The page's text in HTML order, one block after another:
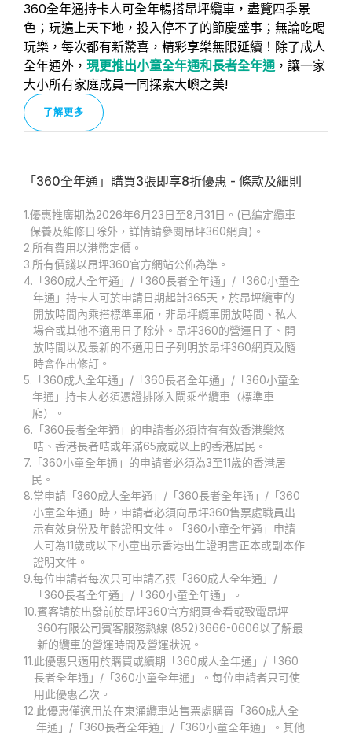
360全年通持卡人可全年暢搭昂坪纜車，盡覽四季景
色；玩遍上天下地，投入停不了的節慶盛事；無論吃喝
玩樂，每次都有新驚喜，精彩享樂無限延續！除了成人
全年通外， 現更推出小童全年通和長者全年通 ，讓一家
大小所有家庭成員一同探索大嶼之美!
了解更多
「360全年通」購買3張即享8折優惠 - 條款及細則
1.優惠推廣期為2026年6月23日至8月31日。(已編定纜車
保養及維修日除外，詳情請參閱昂坪360網頁)。
2.所有費用以港幣定價。
3.所有價錢以昂坪360官方網站公佈為準。
4. 「360成人全年通」/「360長者全年通」/「360小童全
年通」持卡人可於申請日期起計365天，於昂坪纜車的
開放時間內乘搭標準車廂，非昂坪纜車開放時間、私人
場合或其他不適用日子除外。昂坪360的營運日子、開
放時間以及最新的不適用日子列明於昂坪360網頁及隨
時會作出修訂。
5. 「360成人全年通」/「360長者全年通」/「360小童全
年通」持卡人必須憑證排隊入閘乘坐纜車（標準車
廂）。
6. 「360長者全年通」的申請者必須持有有效香港樂悠
咭、香港長者咭或年滿65歲或以上的香港居民。
7. 「360小童全年通」的申請者必須為3至11歲的香港居
民。
8.當申請「360成人全年通」/「360長者全年通」/「360
小童全年通」時，申請者必須向昂坪360售票處職員出
示有效身份及年齡證明文件。「360小童全年通」申請
人可為11歲或以下小童出示香港出生證明書正本或副本作
證明文件。
9.每位申請者每次只可申請乙張「360成人全年通」/
「360長者全年通」/「360小童全年通」。
10.賓客請於出發前於昂坪360官方網頁查看或致電昂坪
360有限公司賓客服務熱線 (852)3666-0606以了解最
新的纜車的營運時間及營運狀況。
11.此優惠只適用於購買或續期「360成人全年通」/「360
長者全年通」/「360小童全年通」。每位申請者只可使
用此優惠乙次。
12.此優惠僅適用於在東涌纜車站售票處購買「360成人全
年通」/「360長者全年通」/「360小童全年通」。其他